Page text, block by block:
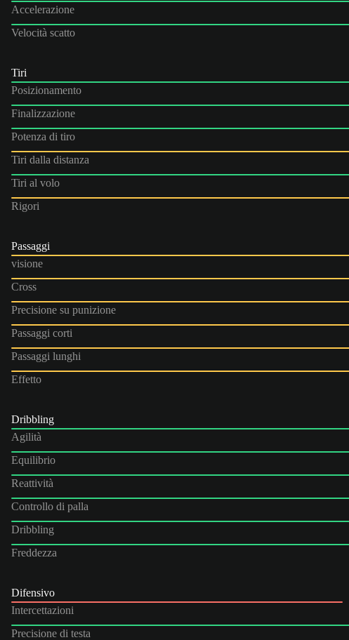
Accelerazione
Velocità scatto
Tiri
Posizionamento
Finalizzazione
Potenza di tiro
Tiri dalla distanza
Tiri al volo
Rigori
Passaggi
visione
Cross
Precisione su punizione
Passaggi corti
Passaggi lunghi
Effetto
Dribbling
Agilità
Equilibrio
Reattività
Controllo di palla
Dribbling
Freddezza
Difensivo
Intercettazioni
Precisione di testa